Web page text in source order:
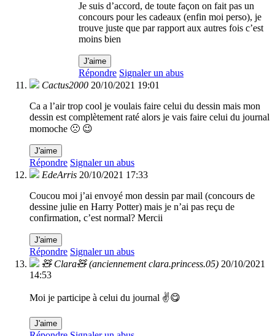
Je suis d’accord, de toute façon on fait pas un
concours pour les cadeaux (enfin moi perso), je
trouve juste que par rapport aux autres fois c’est
moins bien
J'aime
Répondre Signaler un abus
Cactus2000 20/10/2021 19:01
Ca a l’air trop cool je voulais faire celui du dessin mais mon
dessin est complètement raté alors je vais faire celui du journal
momoche 🙁 😉
J'aime
Répondre Signaler un abus
EdeArris 20/10/2021 17:33
Coucou moi j’ai envoyé mon dessin par mail (concours de
dessine julie en Harry Potter) mais je n’ai pas reçu de
confirmation, c’est normal? Mercii
J'aime
Répondre Signaler un abus
🧸 Clara🧸 (anciennement clara.princess.05) 20/10/2021
14:53
Moi je participe à celui du journal ✌️😋
J'aime